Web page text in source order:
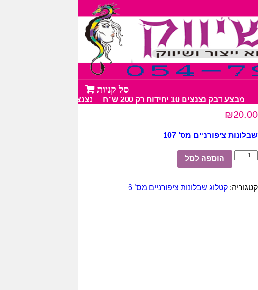
מבצע דבק נצנצים 10 יחידות רק 200 ש"ח נצנצים מעל 100 גווני צבע מרהיבים
₪20.00
שבלונות ציפורניים מס’ 107
כמות
של
מס’
הוספה לסל
קטגוריה: קטלוג שבלונות ציפורניים מס’ 6